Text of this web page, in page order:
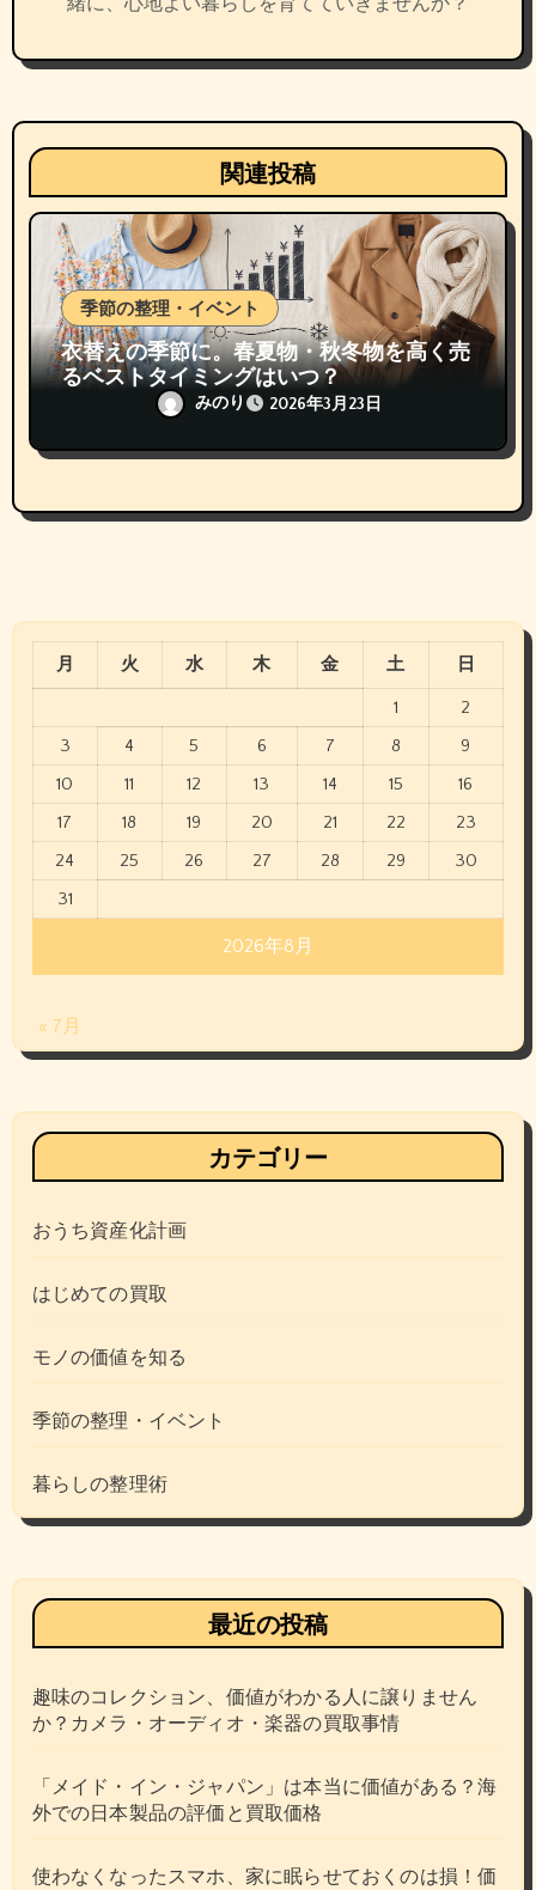
関連投稿
季節の整理・イベント
衣替えの季節に。春夏物・秋冬物を高く売
るベストタイミングはいつ？
みのり 2026年3月23日
2026年8月
月 火 水 木 金 土 日
1
2
3
4 5 6 7 8
9
10
11 12 13 14 15
16
17
18 19 20 21 22
23
24
25 26 27 28 29
30
31
« 7月
カテゴリー
おうち資産化計画
はじめての買取
モノの価値を知る
季節の整理・イベント
暮らしの整理術
最近の投稿
趣味のコレクション、価値がわかる人に譲りません
か？カメラ・オーディオ・楽器の買取事情
「メイド・イン・ジャパン」は本当に価値がある？海
外での日本製品の評価と買取価格
使わなくなったスマホ、家に眠らせておくのは損！価